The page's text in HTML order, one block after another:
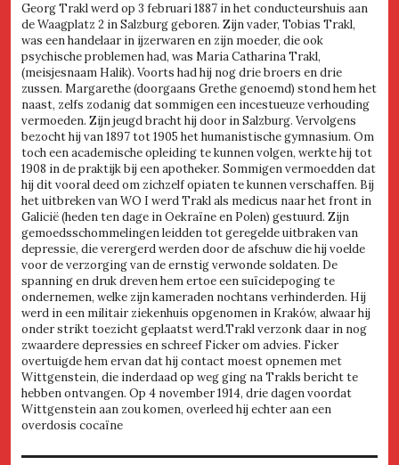
Georg Trakl werd op 3 februari 1887 in het conducteurshuis aan
de Waagplatz 2 in Salzburg geboren. Zijn vader, Tobias Trakl,
was een handelaar in ijzerwaren en zijn moeder, die ook
psychische problemen had, was Maria Catharina Trakl,
(meisjesnaam Halik). Voorts had hij nog drie broers en drie
zussen. Margarethe (doorgaans Grethe genoemd) stond hem het
naast, zelfs zodanig dat sommigen een incestueuze verhouding
vermoeden. Zijn jeugd bracht hij door in Salzburg. Vervolgens
bezocht hij van 1897 tot 1905 het humanistische gymnasium. Om
toch een academische opleiding te kunnen volgen, werkte hij tot
1908 in de praktijk bij een apotheker. Sommigen vermoedden dat
hij dit vooral deed om zichzelf opiaten te kunnen verschaffen. Bij
het uitbreken van WO I werd Trakl als medicus naar het front in
Galicië (heden ten dage in Oekraïne en Polen) gestuurd. Zijn
gemoedsschommelingen leidden tot geregelde uitbraken van
depressie, die verergerd werden door de afschuw die hij voelde
voor de verzorging van de ernstig verwonde soldaten. De
spanning en druk dreven hem ertoe een suïcidepoging te
ondernemen, welke zijn kameraden nochtans verhinderden. Hij
werd in een militair ziekenhuis opgenomen in Kraków, alwaar hij
onder strikt toezicht geplaatst werd.Trakl verzonk daar in nog
zwaardere depressies en schreef Ficker om advies. Ficker
overtuigde hem ervan dat hij contact moest opnemen met
Wittgenstein, die inderdaad op weg ging na Trakls bericht te
hebben ontvangen. Op 4 november 1914, drie dagen voordat
Wittgenstein aan zou komen, overleed hij echter aan een
overdosis cocaïne